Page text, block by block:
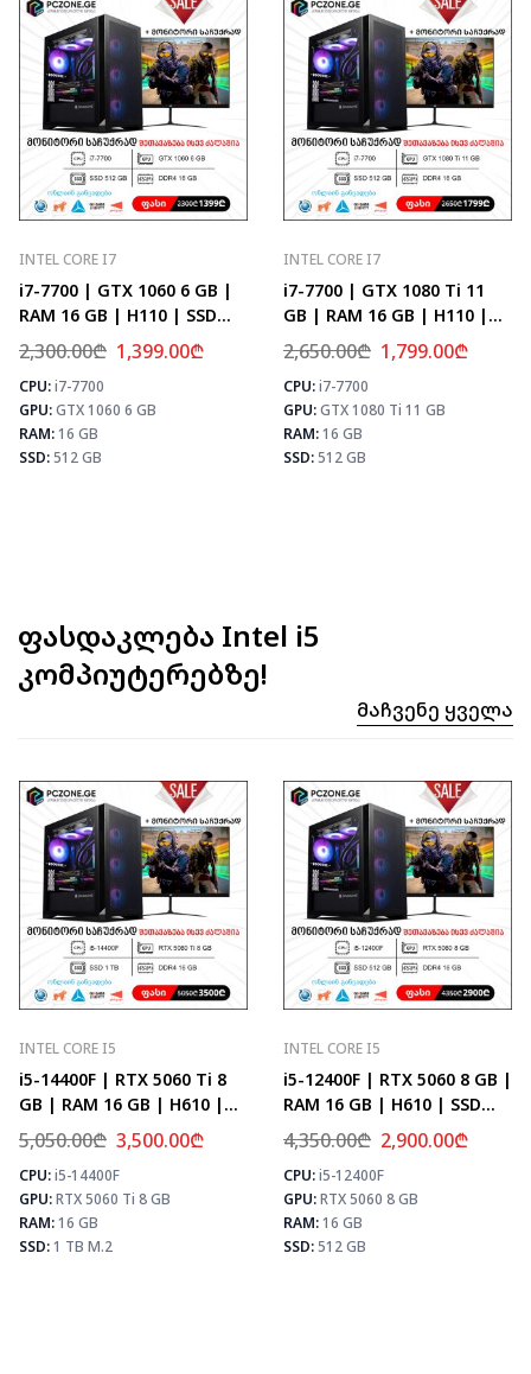
MAX FPS
CS2
143
PUBG
83
Fortnite
98
INTEL CORE I7
i7-7700 | GTX 1060 6 GB |
RAM 16 GB | H110 | SSD
512 GB
2,300.00₾ 1,399.00₾
CPU:i7-7700
GPU:GTX 1060 6 GB
RAM:16 GB
SSD:512 GB
⚡ MAX FPS
CS2
133
PUBG
78
Fortnite
92
INTEL CORE I7
i7-7700 | GTX 1080 Ti 11
GB | RAM 16 GB | H110 |
SSD 512 GB
2,650.00₾ 1,799.00₾
CPU:i7-7700
GPU:GTX 1080 Ti 11 GB
RAM:16 GB
SSD:512 GB
ფასდაკლება Intel i5
კომპიუტერებზე!
Მაჩვენე Ყველა
MAX FPS
CS2
226
PUBG
133
Fortnite
157
INTEL CORE I5
i5-14400F | RTX 5060 Ti 8
GB | RAM 16 GB | H610 |
SSD 1 TB M.2
5,050.00₾ 3,500.00₾
CPU:i5-14400F
GPU:RTX 5060 Ti 8 GB
RAM:16 GB
SSD:1 TB M.2
⚡ MAX FPS
CS2
278
PUBG
171
Fortnite
202
INTEL CORE I5
i5-12400F | RTX 5060 8 GB |
RAM 16 GB | H610 | SSD
512 GB
4,350.00₾ 2,900.00₾
CPU:i5-12400F
GPU:RTX 5060 8 GB
RAM:16 GB
SSD:512 GB